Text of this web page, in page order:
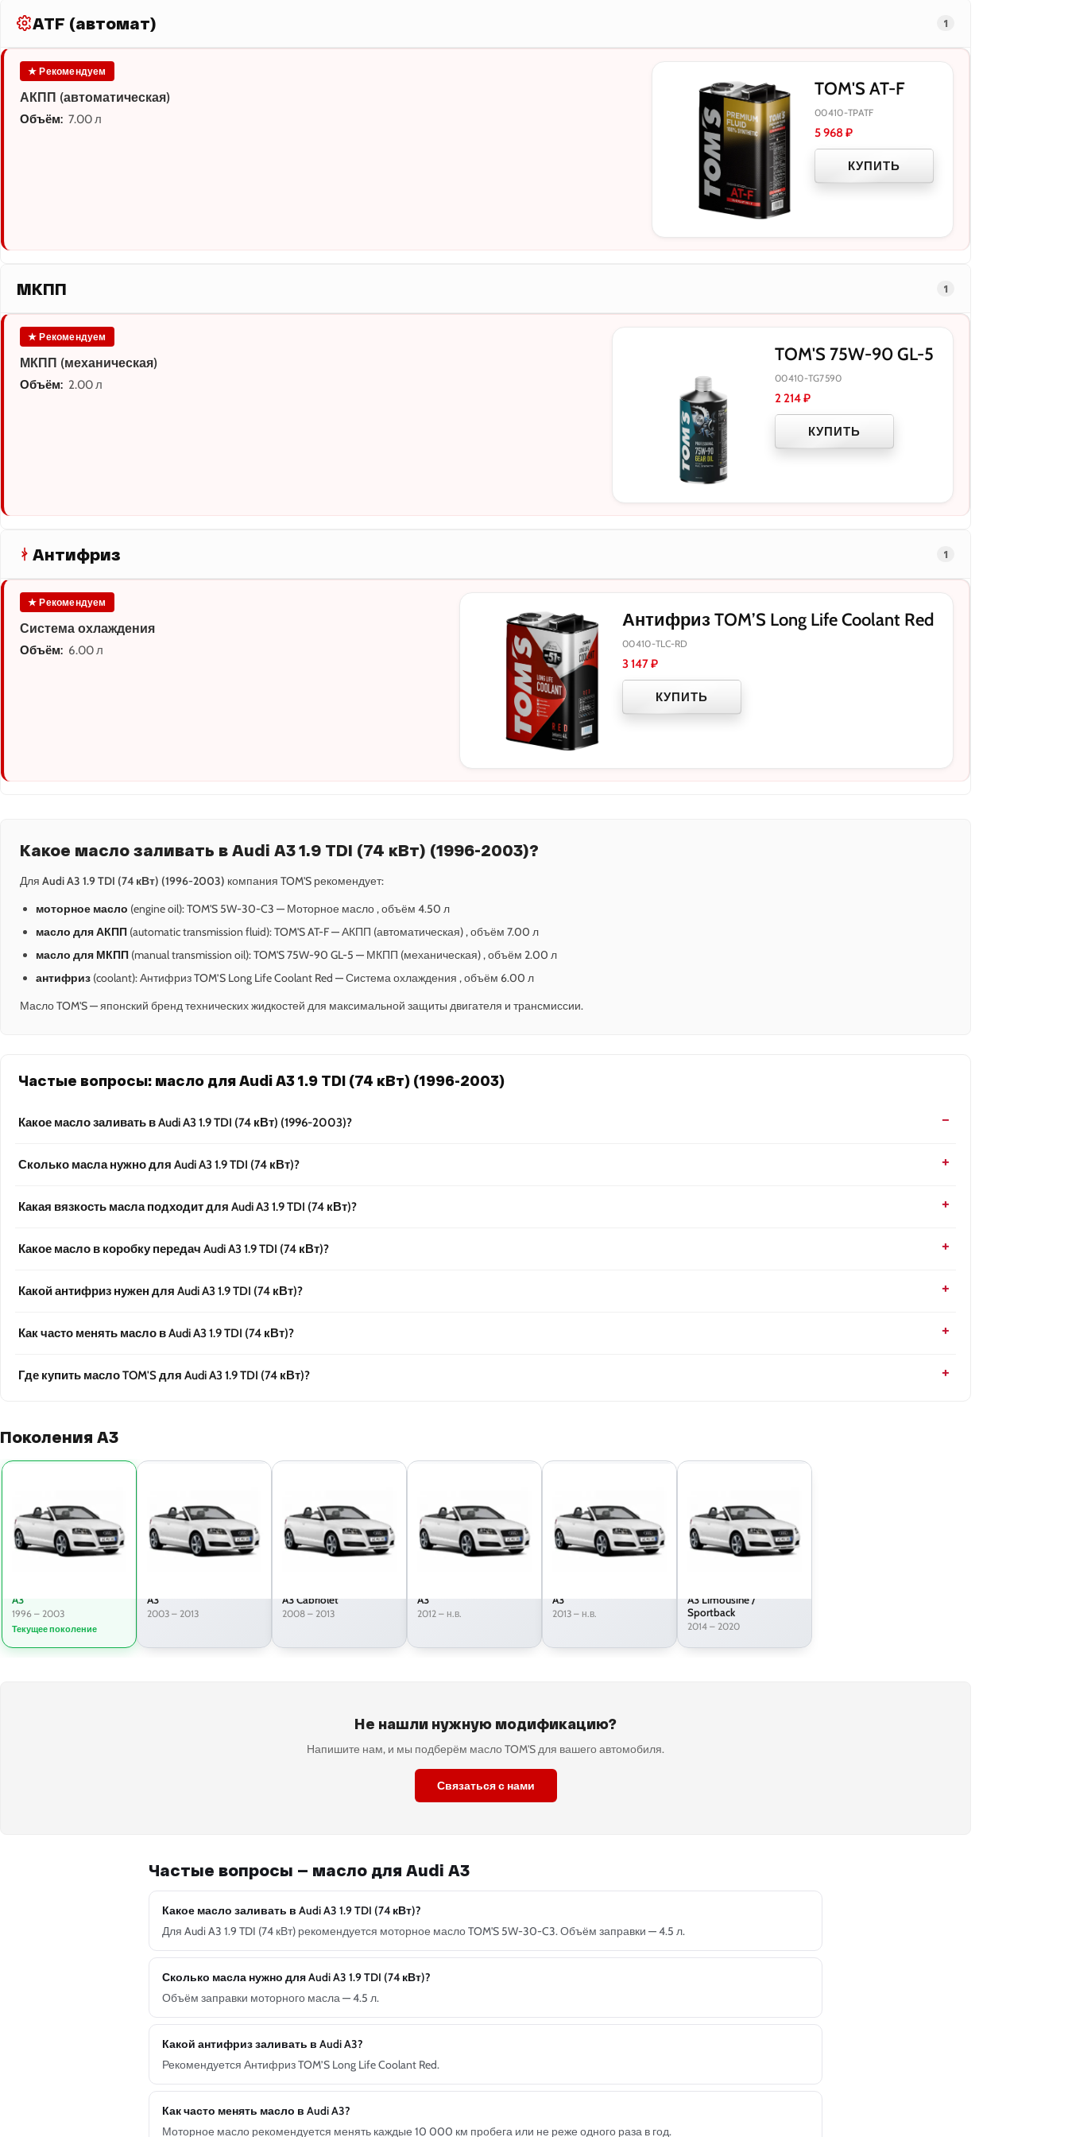
ATF (автомат) 1
★ Рекомендуем
АКПП (автоматическая)
Объём: 7.00 л
TOM'S AT-F
00410-TPATF
5 968₽
КУПИТЬ
МКПП 1
★ Рекомендуем
МКПП (механическая)
Объём: 2.00 л
TOM'S 75W-90 GL-5
00410-TG7590
2 214₽
КУПИТЬ
Антифриз 1
★ Рекомендуем
Система охлаждения
Объём: 6.00 л
Антифриз TOM’S Long Life Coolant Red
00410-TLC-RD
3 147₽
КУПИТЬ
Какое масло заливать в Audi A3 1.9 TDI (74 кВт) (1996-2003)?
Для Audi A3 1.9 TDI (74 кВт) (1996-2003) компания TOM'S рекомендует:
моторное масло (engine oil): TOM'S 5W-30-C3 — Моторное масло , объём 4.50 л
масло для АКПП (automatic transmission fluid): TOM'S AT-F — АКПП (автоматическая) , объём 7.00 л
масло для МКПП (manual transmission oil): TOM'S 75W-90 GL-5 — МКПП (механическая) , объём 2.00 л
антифриз (coolant): Антифриз TOM’S Long Life Coolant Red — Система охлаждения , объём 6.00 л
Масло TOM'S — японский бренд технических жидкостей для максимальной защиты двигателя и трансмиссии.
Частые вопросы: масло для Audi A3 1.9 TDI (74 кВт) (1996-2003)
Какое масло заливать в Audi A3 1.9 TDI (74 кВт) (1996-2003)?
Сколько масла нужно для Audi A3 1.9 TDI (74 кВт)?
Какая вязкость масла подходит для Audi A3 1.9 TDI (74 кВт)?
Какое масло в коробку передач Audi A3 1.9 TDI (74 кВт)?
Какой антифриз нужен для Audi A3 1.9 TDI (74 кВт)?
Как часто менять масло в Audi A3 1.9 TDI (74 кВт)?
Где купить масло TOM'S для Audi A3 1.9 TDI (74 кВт)?
Поколения A3
A3
1996 – 2003
Текущее поколение
A3
2003 – 2013
A3 Cabriolet
2008 – 2013
A3
2012 – н.в.
A3
2013 – н.в.
A3 Limousine /
Sportback
2014 – 2020
Не нашли нужную модификацию?
Напишите нам, и мы подберём масло TOM'S для вашего автомобиля.
Связаться с нами
Частые вопросы — масло для Audi A3
Какое масло заливать в Audi A3 1.9 TDI (74 кВт)?
Для Audi A3 1.9 TDI (74 кВт) рекомендуется моторное масло TOM'S 5W-30-C3. Объём заправки — 4.5 л.
Сколько масла нужно для Audi A3 1.9 TDI (74 кВт)?
Объём заправки моторного масла — 4.5 л.
Какой антифриз заливать в Audi A3?
Рекомендуется Антифриз TOM’S Long Life Coolant Red.
Как часто менять масло в Audi A3?
Моторное масло рекомендуется менять каждые 10 000 км пробега или не реже одного раза в год.